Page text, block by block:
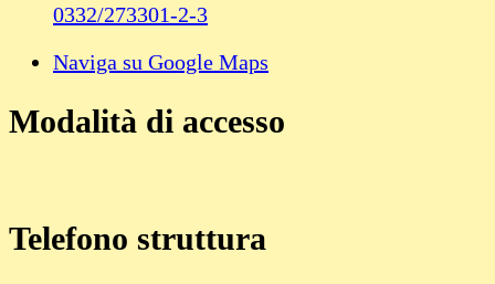
0332/273301-2-3
Naviga su Google Maps
Modalità di accesso
Telefono struttura